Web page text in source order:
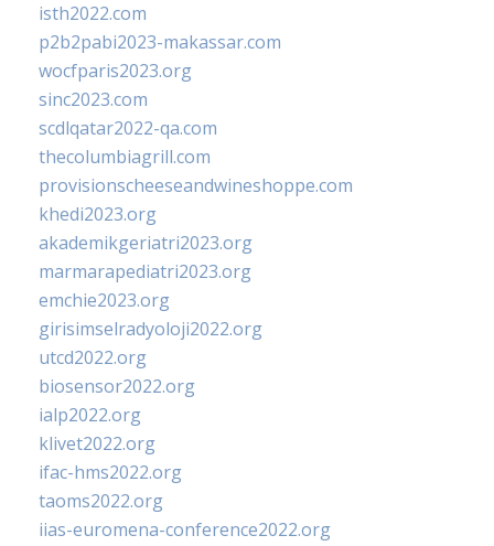
isth2022.com
p2b2pabi2023-makassar.com
wocfparis2023.org
sinc2023.com
scdlqatar2022-qa.com
thecolumbiagrill.com
provisionscheeseandwineshoppe.com
khedi2023.org
akademikgeriatri2023.org
marmarapediatri2023.org
emchie2023.org
girisimselradyoloji2022.org
utcd2022.org
biosensor2022.org
ialp2022.org
klivet2022.org
ifac-hms2022.org
taoms2022.org
iias-euromena-conference2022.org